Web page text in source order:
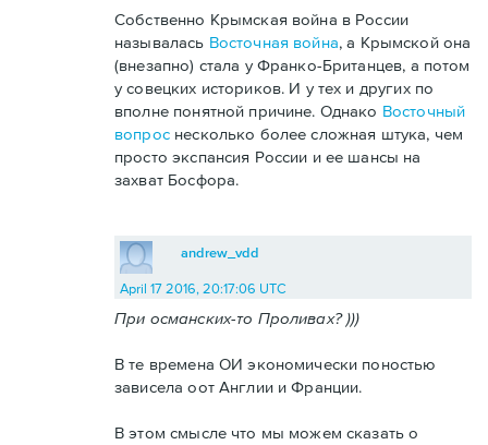
Собственно Крымская война в России
называлась Восточная война, а Крымской она
(внезапно) стала у Франко-Британцев, а потом
у совецких историков. И у тех и других по
вполне понятной причине. Однако Восточный
вопроснесколько более сложная штука, чем
просто экспансия России и ее шансы на
захват Босфора.
andrew_vdd
April 17 2016, 20:17:06 UTC
При османских-то Проливах? )))
В те времена ОИ экономически поностью
зависела оот Англии и Франции.
В этом смысле что мы можем сказать о